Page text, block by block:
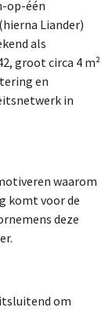
op-één
Liander)
als
groot circa 4 m²
en
in
waarom
komt voor de
deze
om